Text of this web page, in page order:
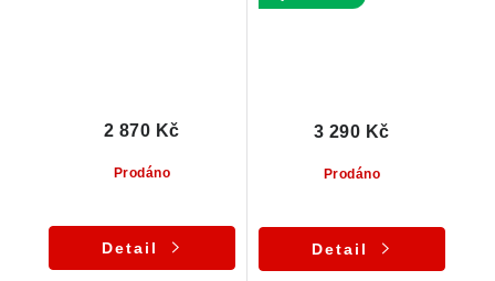
Prodáno
2 870 Kč
Detail
Prodáno
3 290 Kč
Detail